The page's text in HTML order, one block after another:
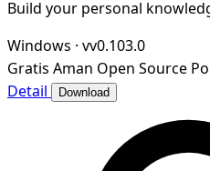
Build your personal
Windows · vv0.103.0
Gratis Aman Open Source
Detail
Download